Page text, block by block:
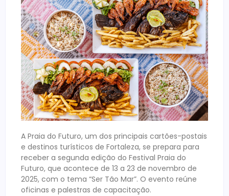
A Praia do Futuro, um dos principais cartões-postais
e destinos turísticos de Fortaleza, se prepara para
receber a segunda edição do Festival Praia do
Futuro, que acontece de 13 a 23 de novembro de
2025, com o tema “Ser Tão Mar”. O evento reúne
oficinas e palestras de capacitação.